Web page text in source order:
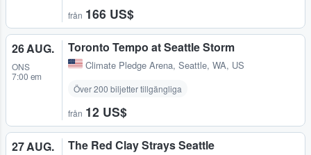
från 166 US$
26 AUG.
ONS
7:00 em
Toronto Tempo at Seattle Storm
Climate Pledge Arena, Seattle, WA, US
Över 200 biljetter tillgängliga
från 12 US$
27 AUG. The Red Clay Strays Seattle